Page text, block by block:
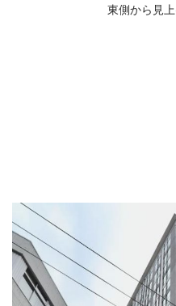
東側から見上